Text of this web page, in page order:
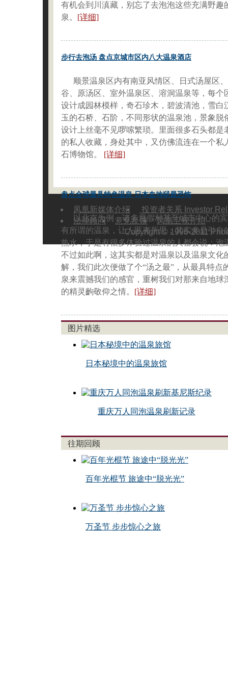
有机会到川滇藏，别忘了去泡泡这些充满野趣
泉。 [详细]
步行去泡汤 盘点京城市区内八大温泉酒店
顺景温泉区内有南亚风情区、日式汤屋区
谷、原汤区、室外温泉区、溶洞温泉等，每个
设计成园林模样，奇石珍木，碧波清池，雪白
玉的石桥、石阶，不同形状的温泉池，景象脱
设计上丝毫不见啰嗦繁琐。里面很多石头都是
的私人收藏，身处其中，又仿佛流连在一个私
石博物馆。 [详细]
盘点全球最具特色温泉 日本血地狱最恐怖
以北京为例，诸多度假村甚至城市中心的
有所谓的温泉，让人匪夷所思，其实多是引自
热水，于是有很多体验过温泉的人都会说：泡
不过如此啊，这其实都是对温泉以及温泉文化
解，我们此次便做了个“汤之最”，从最具特点
泉来震撼我们的感官，重树我们对那来自地球
的精灵齣敬仰之情。 [详细]
图片精选
日本秘境中的温泉旅馆
重庆万人同泡温泉刷新记录
往期回顾
百年光棍节 旅途中“脱光光”
万圣节 步步惊心之旅
凤凰新媒体介绍
投资者关系 Investor
法律顾问
意见反馈
凤凰卫视介绍
Copyright © 1996-2011